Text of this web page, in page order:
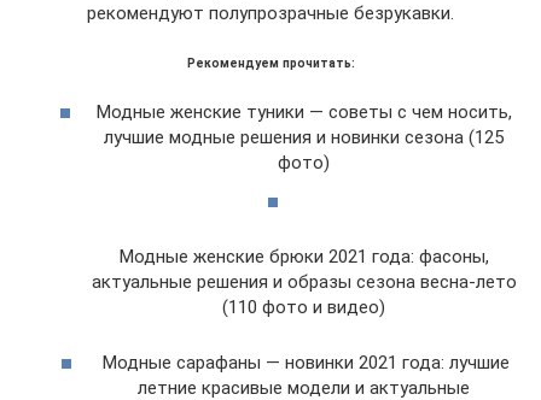
рекомендуют полупрозрачные безрукавки.
Рекомендуем прочитать:
Модные женские туники — советы с чем носить,
лучшие модные решения и новинки сезона (125
фото)
Модные женские брюки 2021 года: фасоны,
актуальные решения и образы сезона весна-лето
(110 фото и видео)
Модные сарафаны — новинки 2021 года: лучшие
летние красивые модели и актуальные